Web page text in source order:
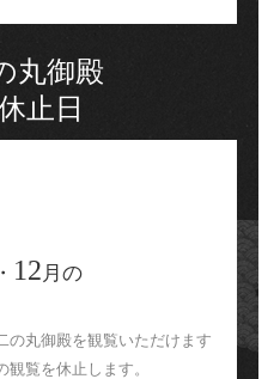
丸御殿
止日
12 月の
の丸御殿を観覧いただけます
観覧を休止します。